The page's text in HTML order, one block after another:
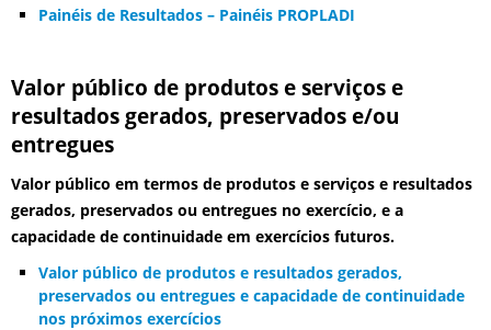
Painéis de Resultados – Painéis PROPLADI
Valor público de produtos e serviços e
resultados gerados, preservados e/ou
entregues
Valor público em termos de produtos e serviços e resultados
gerados, preservados ou entregues no exercício, e a
capacidade de continuidade em exercícios futuros.
Valor público de produtos e resultados gerados,
preservados ou entregues e capacidade de continuidade
nos próximos exercícios